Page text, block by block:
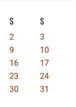
S S
2
3
9
10
16
17
23
24
30
31